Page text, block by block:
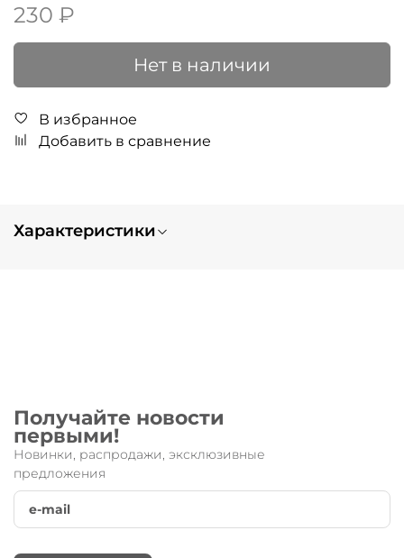
230 ₽
Нет в наличии
В избранное
Добавить в сравнение
Характеристики
Получайте новости
первыми!
Новинки, распродажи, эксклюзивные
предложения